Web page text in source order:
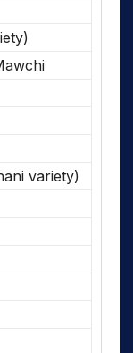
variety)